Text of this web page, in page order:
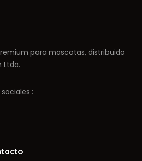
para mascotas, distribuido
Ltda.
: